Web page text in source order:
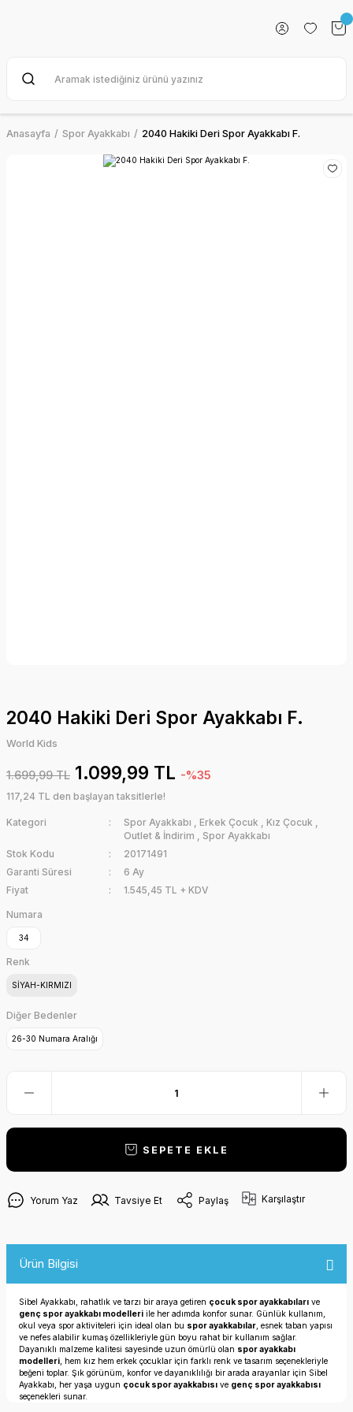
Anasayfa Spor Ayakkabı 2040 Hakiki Deri Spor Ayakkabı F.
2040 Hakiki Deri Spor Ayakkabı F.
World Kids
1.699,99 TL 1.099,99 TL -%35
117,24 TL den başlayan taksitlerle!
Kategori Spor Ayakkabı , Erkek Çocuk , Kız Çocuk ,
Outlet & İndirim , Spor Ayakkabı
Stok Kodu
20171491
Garanti Süresi
6 Ay
Fiyat
1.545,45 TL + KDV
Numara
34
Renk
SİYAH-KIRMIZI
Diğer Bedenler
26-30 Numara Aralığı
SEPETE EKLE
Yorum Yaz Tavsiye Et Paylaş Karşılaştır
Ürün Bilgisi
Sibel Ayakkabı, rahatlık ve tarzı bir araya getiren çocuk spor ayakkabıları ve
genç spor ayakkabı modelleri ile her adımda konfor sunar. Günlük kullanım,
okul veya spor aktiviteleri için ideal olan bu spor ayakkabılar , esnek taban yapısı
ve nefes alabilir kumaş özellikleriyle gün boyu rahat bir kullanım sağlar.
Dayanıklı malzeme kalitesi sayesinde uzun ömürlü olan spor ayakkabı
modelleri , hem kız hem erkek çocuklar için farklı renk ve tasarım seçenekleriyle
beğeni toplar. Şık görünüm, konfor ve dayanıklılığı bir arada arayanlar için Sibel
Ayakkabı, her yaşa uygun çocuk spor ayakkabısı ve genç spor ayakkabısı
seçenekleri sunar.